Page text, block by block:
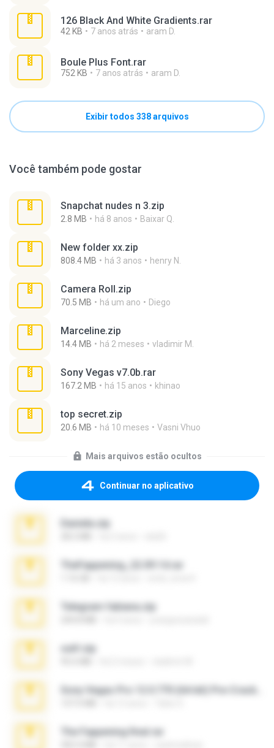
126 Black And White Gradients.rar
42 KB 7 anos atrás aram D.
Boule Plus Font.rar
752 KB 7 anos atrás aram D.
Exibir todos 338 arquivos
Você também pode gostar
Snapchat nudes n 3.zip
2.8 MB há 8 anos Baixar Q.
New folder xx.zip
808.4 MB há 3 anos henry N.
Camera Roll.zip
70.5 MB há um ano Diego
Marceline.zip
14.4 MB há 2 meses vladimir M.
Sony Vegas v7.0b.rar
167.2 MB há 15 anos khinao
top secret.zip
20.6 MB há 10 meses Vasni Vhuo
Mais arquivos estão ocultos
Continuar no aplicativo
Daniela.zip
TheFappening_22.09.14.rar
Telegram fabiana.zip
ouh!.zip
The Fappening final.rar